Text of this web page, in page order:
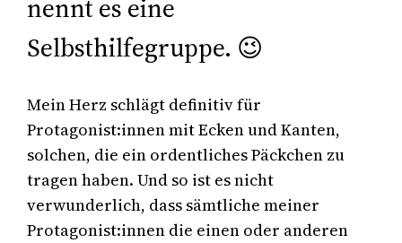
nennt es eine
Selbsthilfegruppe. 😉
Mein Herz schlägt definitiv für
Protagonist:innen mit Ecken und Kanten,
solchen, die ein ordentliches Päckchen zu
tragen haben. Und so ist es nicht
verwunderlich, dass sämtliche meiner
Protagonist:innen die einen oder anderen